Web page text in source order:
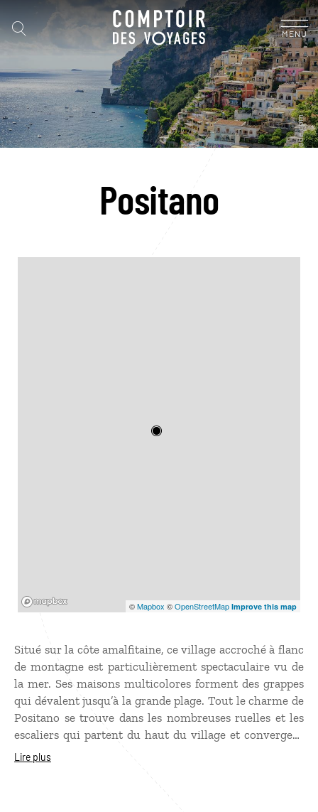
MENU
Positano
©Mapbox ©OpenStreetMap Improve this map
Situé sur la côte amalfitaine, ce village accroché à flanc
de montagne est particulièrement spectaculaire vu de
la mer. Ses maisons multicolores forment des grappes
qui dévalent jusqu’à la grande plage. Tout le charme de
Positano se trouve dans les nombreuses ruelles et les
escaliers qui partent du haut du village et convergent
vers le front de mer. À voir : Santa Maria Assunta, belle
Lire plus